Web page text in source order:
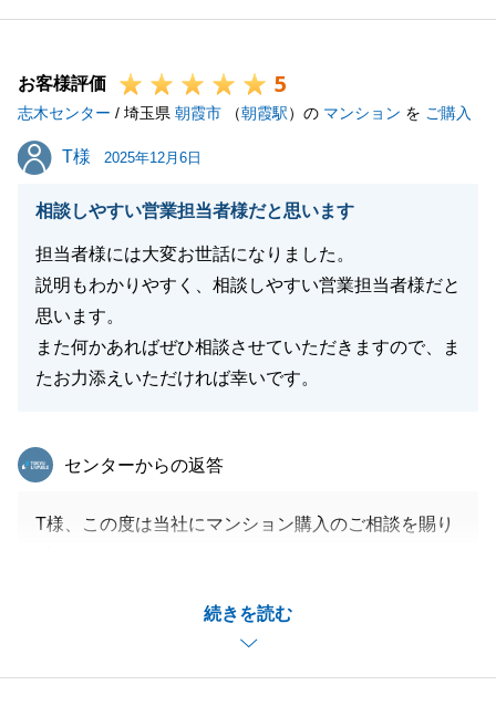
柄のおかげで、私も終始、楽しませていただきなが
ることができました。
お引渡しまで大きなトラブルなくスムーズに進めるこ
とができたのも、Ｉ様のご協力があってこそです。こ
の場を借りて感謝申し上げます。
今後も不動産のことでお困りごとがございましたら、
また、Ｉ様のご友人等で不動産にお困りの方がいらっ
しゃいましたら、是非弊社をご紹介いただければと思
います。
この度は本当にありがとうございました。今後とも引
き続きよろしくお願いいたします。
お客様評価 5
志木センター / 埼玉県 朝霞市 （朝霞駅）の マンション を ご購入
T様
T様 2025年12月6日
相談しやすい営業担当者様だと思います
担当者様には大変お世話になりました。
説明もわかりやすく、相談しやすい営業担当者様だと
思います。
また何かあればぜひ相談させていただきますので、ま
たお力添えいただければ幸いです。
続きを読む
東急リバブル
センターからの返答
T様、この度は当社にマンション購入のご相談を賜り
たあの日から残代金決済・お引渡しに至るまであっと
複数の方がご検討されているマンションでしたので、